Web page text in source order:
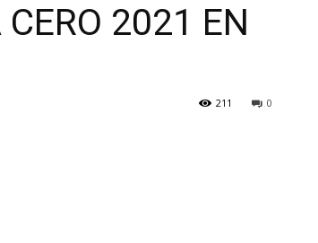
2021 EN
0
211